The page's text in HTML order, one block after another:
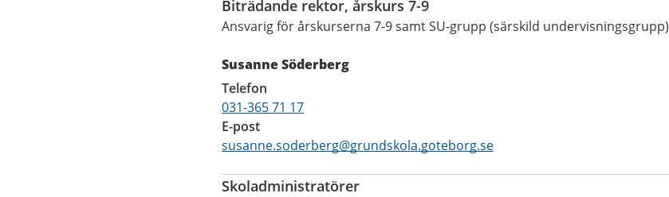
Biträdande rektor, årskurs 7-9
Ansvarig för årskurserna 7-9 samt SU-grupp (särskild undervisningsgrupp)
Susanne Söderberg
Telefon
031-365 71 17
E-post
susanne.soderberg@grundskola.goteborg.se
Skoladministratörer